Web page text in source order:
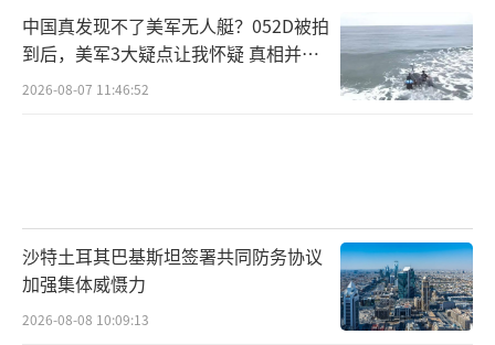
中国真发现不了美军无人艇？052D被拍
到后，美军3大疑点让我怀疑 真相并非
如此
2026-08-07 11:46:52
沙特土耳其巴基斯坦签署共同防务协议
加强集体威慑力
2026-08-08 10:09:13